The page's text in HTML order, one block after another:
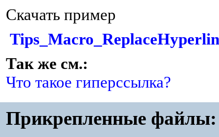
Скачать пример
Так же см.:
Что такое гиперссылка?
Прикрепленные файлы: